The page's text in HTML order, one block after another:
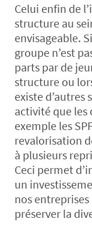
Celui enfin de
structure au
envisageable.
groupe n’est
parts par de
structure ou
existe
activité que les
exemple les
revalorisation
à plusieurs
Ceci permet
un
nos
préserver la